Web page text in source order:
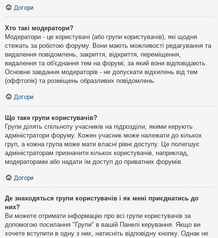
Догори
Хто такі модератори?
Модератори - це користувачі (або групи користувачів), які щодня
стежать за роботою форуму. Вони мають можливості редагування та
видалення повідомлень, закриття, відкриття, переміщення,
видалення та об'єднання тем на форумі, за який вони відповідають.
Основне завдання модераторів - не допускати відхилень від тем
(оффтопік) та розміщень образливих повідомлень.
Догори
Що таке групи користувачів?
Групи ділять спільноту учасників на підрозділи, якими керують
адміністратори форуму. Кожен учасник може належати до кількох
груп, а кожна група може мати власні рівні доступу. Це полегшує
адміністраторам призначити кількох користувачів, наприклад,
модераторами або надати їм доступ до приватних форумів.
Догори
Де знаходяться групи користувачів і як мені приєднатись до
них?
Ви можете отримати інформацію про всі групи користувачів за
допомогою посилання "Групи" в вашій Панелі керування. Якщо ви
хочете вступити в одну з них, натисніть відповідну кнопку. Однак не